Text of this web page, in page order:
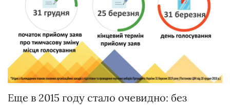
Еще в 2015 году стало очевидно: без